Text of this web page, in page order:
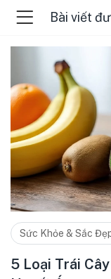
Sức Khỏe & Sắc
5 Loại Trái